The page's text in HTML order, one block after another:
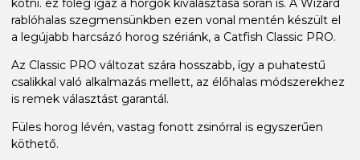
kötni. ez főleg igaz a horgok kiválasztása során is. A Wizard
rablóhalas szegmensünkben ezen vonal mentén készült el
a legújabb harcsázó horog szériánk, a Catfish Classic PRO.
Az Classic PRO változat szára hosszabb, így a puhatestű
csalikkal való alkalmazás mellett, az élőhalas módszerekhez
is remek választást garantál.
Füles horog lévén, vastag fonott zsinórral is egyszerűen
köthető.